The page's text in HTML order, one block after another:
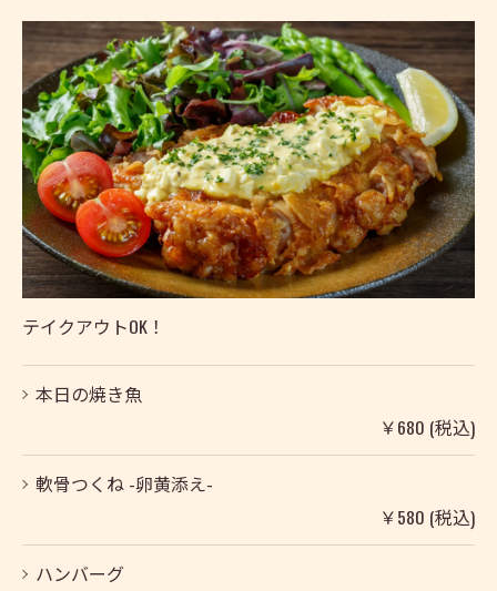
テイクアウトOK！
本日の焼き魚
￥680 (税込)
軟骨つくね -卵黄添え-
￥580 (税込)
ハンバーグ